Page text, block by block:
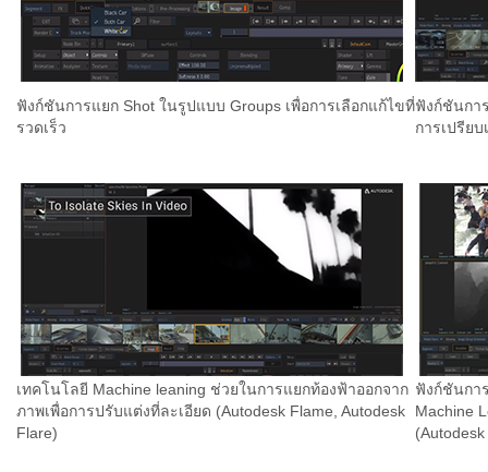
ฟังก์ชันการแยก Shot ในรูปแบบ Groups เพื่อการเลือกแก้ไขที่
รวดเร็ว
ฟังก์ชันกา
การเปรีย
เทคโนโลยี Machine leaning ช่วยในการแยกท้องฟ้าออกจาก
ภาพเพื่อการปรับแต่งที่ละเอียด (Autodesk Flame, Autodesk
Flare)
ฟังก์ชันกา
Machine